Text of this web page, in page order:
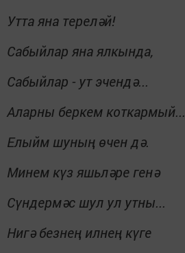
Утта яна тереләй!
Сабыйлар яна ялкында,
Сабыйлар - ут эчендә...
Аларны беркем коткармый...
Елыйм шуның өчен дә.
Минем күз яшьләре генә
Сүндермәс шул ул утны...
Нигә безнең илнең күге